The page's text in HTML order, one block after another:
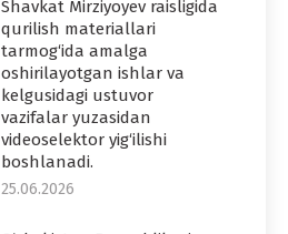
Shavkat Mirziyoyev raisligida
qurilish materiallari
tarmog‘ida amalga
oshirilayotgan ishlar va
kelgusidagi ustuvor
vazifalar yuzasidan
videoselektor yig‘ilishi
boshlanadi.
25.06.2026